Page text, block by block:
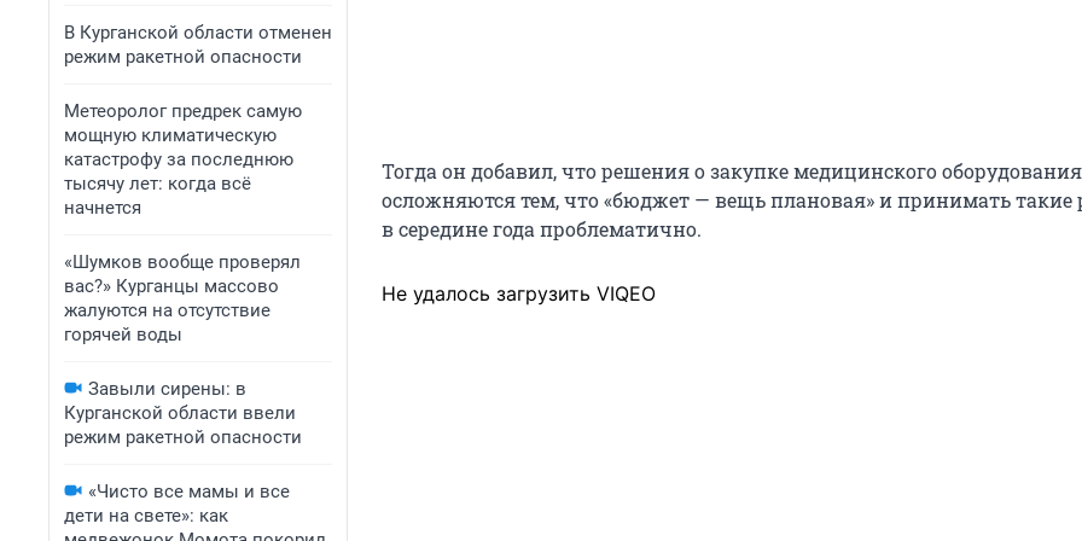
В Курганской области отменен
режим ракетной опасности
Метеоролог предрек самую
мощную климатическую
катастрофу за последнюю
тысячу лет: когда всё
начнется
«Шумков вообще проверял
вас?» Курганцы массово
жалуются на отсутствие
горячей воды
Завыли сирены: в
Курганской области ввели
режим ракетной опасности
«Чисто все мамы и все
дети на свете»: как
Тогда он добавил, что решения о закупке медицинского оборудования
осложняются тем, что «бюджет — вещь плановая» и принимать такие
в середине года проблематично.
Не удалось загрузить VIQEO